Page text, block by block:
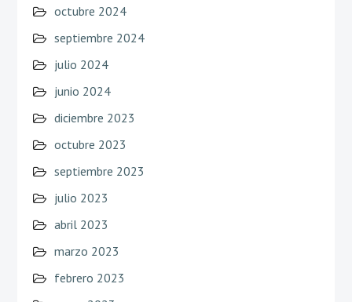
octubre 2024
septiembre 2024
julio 2024
junio 2024
diciembre 2023
octubre 2023
septiembre 2023
julio 2023
abril 2023
marzo 2023
febrero 2023